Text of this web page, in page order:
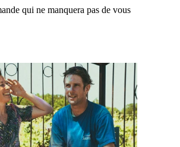
qui ne manquera pas de vous